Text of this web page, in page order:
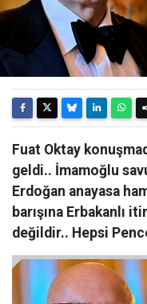
Fuat Oktay
geldi.. İmamoğlu
Erdoğan anayasa
barışına Erbakanlı
değildir.. Hepsi